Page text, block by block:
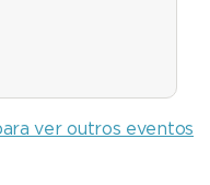
ver outros eventos